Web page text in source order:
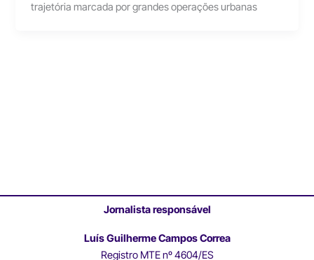
trajetória marcada por grandes operações urbanas
Jornalista responsável
Luís Guilherme Campos Correa
Registro MTE nº 4604/ES